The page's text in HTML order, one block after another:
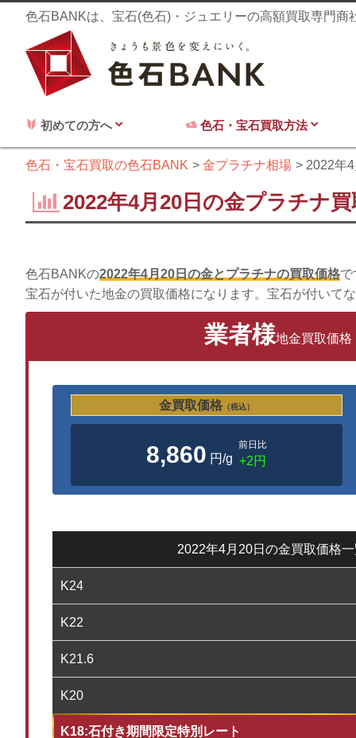
色石BANKは、宝石(色石)・ジュエリーの高額買取専門商
初めての方へ 色石・宝石買取方法
色石・宝石買取の色石BANK 金プラチナ相場 2022年4
2022年4月20日の金プラチナ
色石BANKの2022年4月20日の金とプラチナの買取価格で
宝石が付いた地金の買取価格になります。宝石が付いて
業者様地金買取価格
金買取価格（税込）
8,860 円/g
前日比
+2円
2022年4月20日の金買取価格一
K24
K22
K21.6
K20
K18:石付き期間限定特別レート